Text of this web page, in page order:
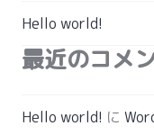
Hello world!
最近のコメ
Hello world! に